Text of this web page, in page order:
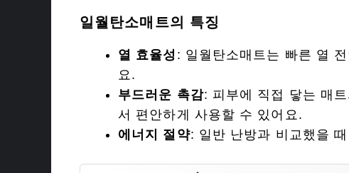
일월탄소매트의 특징
열 효율성 : 일월탄소매트는 빠른 열
요.
부드러운 촉감: 피부에 직접 닿는 매
서 편안하게 사용할 수 있어요.
에너지 절약: 일반 난방과 비교했을